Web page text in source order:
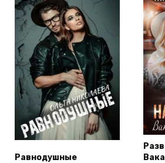
Равнодушные